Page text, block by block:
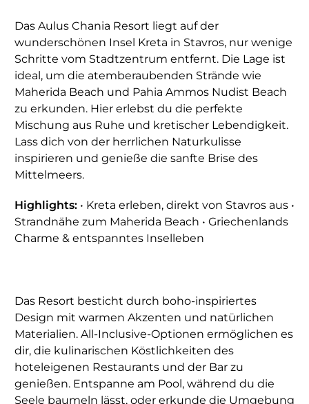
Das Aulus Chania Resort liegt auf der
wunderschönen Insel Kreta in Stavros, nur wenige
Schritte vom Stadtzentrum entfernt. Die Lage ist
ideal, um die atemberaubenden Strände wie
Maherida Beach und Pahia Ammos Nudist Beach
zu erkunden. Hier erlebst du die perfekte
Mischung aus Ruhe und kretischer Lebendigkeit.
Lass dich von der herrlichen Naturkulisse
inspirieren und genieße die sanfte Brise des
Mittelmeers.
Highlights: • Kreta erleben, direkt von Stavros aus •
Strandnähe zum Maherida Beach • Griechenlands
Charme & entspanntes Inselleben
Das Resort besticht durch boho-inspiriertes
Design mit warmen Akzenten und natürlichen
Materialien. All-Inclusive-Optionen ermöglichen es
dir, die kulinarischen Köstlichkeiten des
hoteleigenen Restaurants und der Bar zu
genießen. Entspanne am Pool, während du die
Seele baumeln lässt, oder erkunde die Umgebung